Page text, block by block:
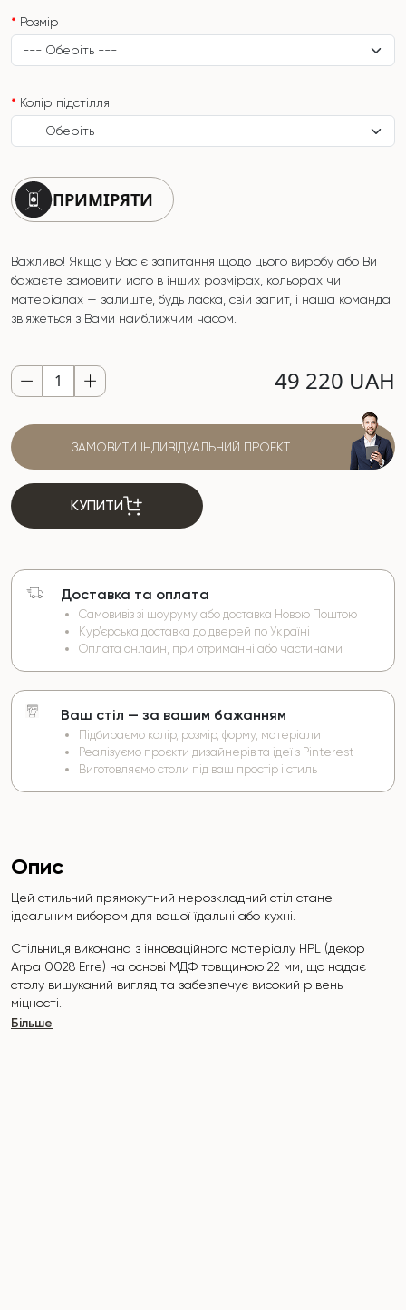
Розмір
Колір підстілля
ПРИМІРЯТИ
Важливо! Якщо у Вас є запитання щодо цього виробу або Ви
бажаєте замовити його в інших розмірах, кольорах чи
матеріалах — залиште, будь ласка, свій запит, і наша команда
зв'яжеться з Вами найближчим часом.
49 220 UAH
ЗАМОВИТИ ІНДИВІДУАЛЬНИЙ ПРОЕКТ
КУПИТИ
Доставка та оплата
Самовивіз зі шоуруму або доставка Новою Поштою
Кур’єрська доставка до дверей по Україні
Оплата онлайн, при отриманні або частинами
Ваш стіл — за вашим бажанням
Підбираємо колір, розмір, форму, матеріали
Реалізуємо проєкти дизайнерів та ідеї з Pinterest
Виготовляємо столи під ваш простір і стиль
Опис
Цей стильний прямокутний нерозкладний стіл стане
ідеальним вибором для вашої їдальні або кухні.
Стільниця виконана з інноваційного матеріалу HPL (декор
Arpa 0028 Erre) на основі МДФ товщиною 22 мм, що надає
столу вишуканий вигляд та забезпечує високий рівень
міцності.
Більше